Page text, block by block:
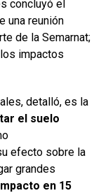
concluyó el
una reunión
de la Semarnat;
impactos
detalló, es la
el suelo
efecto sobre la
grandes
en 15